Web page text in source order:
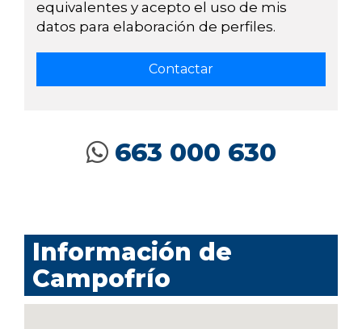
equivalentes y acepto el uso de mis
datos para elaboración de perfiles.
663 000 630
Información de
Campofrío